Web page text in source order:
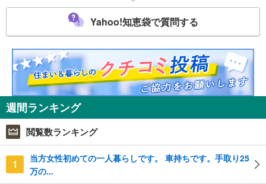
Yahoo!知恵袋で質問する
週間ランキング
閲覧数ランキング
1
当方女性初めての一人暮らしです。 車持ちです。手取り25
万の...